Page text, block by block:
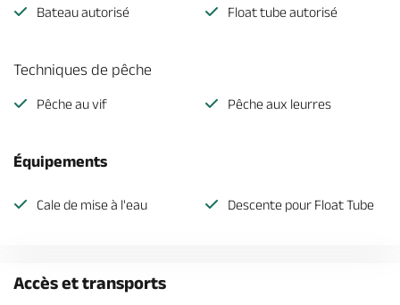
Bateau autorisé Float tube autorisé
Techniques de pêche
Pêche au vif Pêche aux leurres
Équipements
Cale de mise à l'eau Descente pour Float Tube
Accès et transports